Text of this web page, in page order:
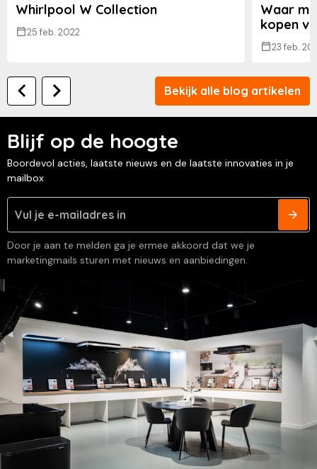
Whirlpool W Collection
25 feb. 2022
Waar
kopen
23 feb.
Bekijk alle blog artikelen
Blijf op de hoogte
Boordevol acties, laatste nieuws en de laatste innovaties in je
mailbox
Door je aan te melden ga je ermee akkoord dat we je
marketingmails sturen met nieuws en aanbiedingen.